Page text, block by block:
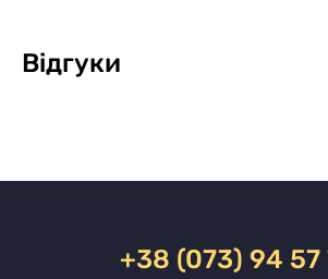
Відгуки
+38 (073) 94 57